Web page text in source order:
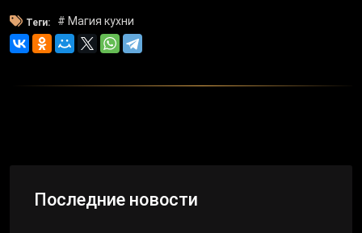
Теги: # Магия кухни
Последние новости